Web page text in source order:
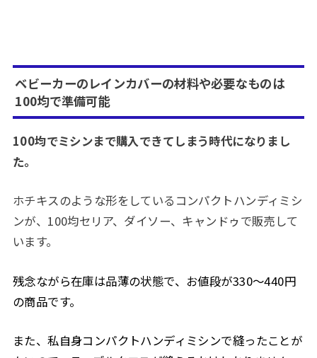
ベビーカーのレインカバーの材料や必要なものは
100均で準備可能
100均でミシンまで購入できてしまう時代になりまし
た。
ホチキスのような形をしているコンパクトハンディミシ
ンが、100均セリア、ダイソー、キャンドゥで販売して
います。
残念ながら在庫は品薄の状態で、お値段が330～440円
の商品です。
また、私自身コンパクトハンディミシンで縫ったことが